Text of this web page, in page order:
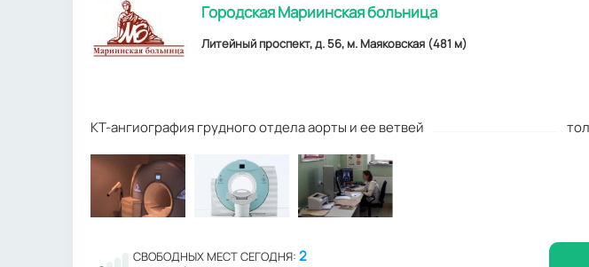
Городская Мариинская больница
Литейный проспект, д. 56, м. Маяковская (481 м)
КТ-ангиография грудного отдела аорты и ее ветвей
СВОБОДНЫХ МЕСТ СЕГОДНЯ: 2